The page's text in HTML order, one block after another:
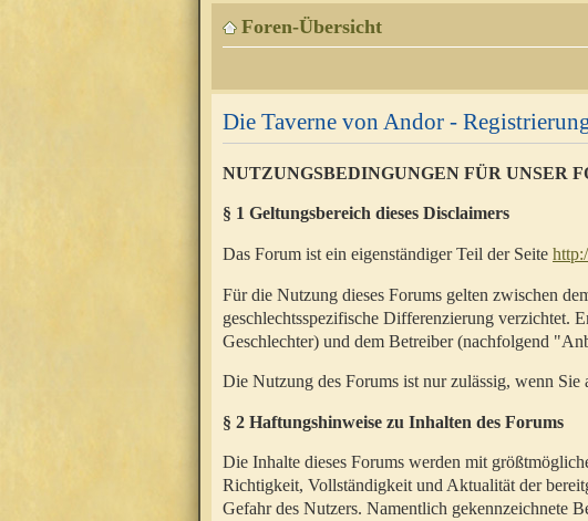
Foren-Übersicht
Die Taverne von Andor -
NUTZUNGSBEDINGUNGEN FÜR UNSER
§ 1 Geltungsbereich dieses Disclaimers
Das Forum ist ein eigenständiger Teil der Seite
Für die Nutzung dieses Forums gelten zwischen
geschlechtsspezifische Differenzierung verzichtet.
Geschlechter) und dem Betreiber (nachfolgend
Die Nutzung des Forums ist nur zulässig, wenn
§ 2 Haftungshinweise zu Inhalten des Forums
Die Inhalte dieses Forums werden mit
Richtigkeit, Vollständigkeit und Aktualität der
Gefahr des Nutzers. Namentlich gekennzeichnete